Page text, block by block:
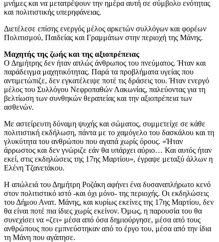
μνήμες και να μετατρέψουν την ημέρα αυτή σε σύμβολο ενότητας
και πολιτιστικής υπερηφάνειας.
Διετέλεσε επίσης ενεργός μέλος αρκετών συλλόγων και φορέων
Πολιτισμού, Παιδείας και Γραμμάτων στην περιοχή της Μάνης.
Μαχητής της ζωής και της αξιοπρέπειας
Ο Δημήτρης δεν ήταν απλώς άνθρωπος του πνεύματος. Ήταν και
παράδειγμα μαχητικότητας. Παρά τα προβλήματα υγείας που
αντιμετώπιζε, δεν εγκατέλειψε ποτέ τις δράσεις του. Ήταν ενεργό
μέλος του Συλλόγου Νεφροπαθών Λακωνίας, παλεύοντας για τη
βελτίωση των συνθηκών θεραπείας και την αξιοπρέπεια των
ασθενών.
Με αστείρευτη δύναμη ψυχής και σώματος, συμμετείχε σε κάθε
πολιτιστική εκδήλωση, πάντα με το χαμόγελο του δασκάλου και τη
γλυκύτητα του ανθρώπου που αγαπά χωρίς όρους. «Ήταν
άρρωστος και δεν γνώριζε εάν θα υπάρχει αύριο… Και αυτός ήταν
εκεί, στις εκδηλώσεις της 17ης Μαρτίου», έγραψε μεταξύ άλλων η
Ελένη Τζανετάκου.
Η απώλειά του Δημήτρη Ροζάκη αφήνει ένα δυσαναπλήρωτο κενό
στον πολιτιστικό ιστό -και όχι μόνο- της περιοχής. Οι εκδηλώσεις
του Δήμου Ανατ. Μάνης, και κυρίως εκείνες της 17ης Μαρτίου, δεν
θα είναι ποτέ πια ίδιες χωρίς εκείνον. Όμως, η παρουσία του θα
συνεχίσει να «ζει» μέσα από όσα δημιούργησε, μέσα από τους
ανθρώπους που εμπνεύστηκαν από το έργο του, μέσα από την ίδια
τη Μάνη που αγάπησε.